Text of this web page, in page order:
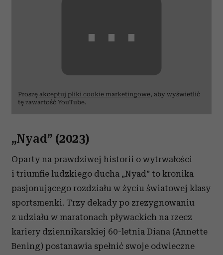
⋯
Proszę akceptuj pliki cookie marketingowe, aby wyświetlić
tę zawartość YouTube.
„Nyad” (2023)
Oparty na prawdziwej historii o wytrwałości
i triumfie ludzkiego ducha „Nyad” to kronika
pasjonującego rozdziału w życiu światowej klasy
sportsmenki. Trzy dekady po zrezygnowaniu
z udziału w maratonach pływackich na rzecz
kariery dziennikarskiej 60-letnia Diana (Annette
Bening) postanawia spełnić swoje odwieczne